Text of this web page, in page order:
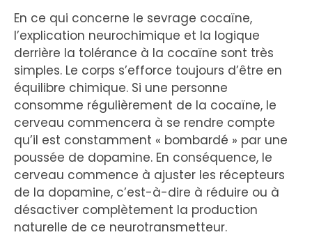
En ce qui concerne le sevrage cocaïne,
l’explication neurochimique et la logique
derrière la tolérance à la cocaïne sont très
simples. Le corps s’efforce toujours d’être en
équilibre chimique. Si une personne
consomme régulièrement de la cocaïne, le
cerveau commencera à se rendre compte
qu’il est constamment « bombardé » par une
poussée de dopamine. En conséquence, le
cerveau commence à ajuster les récepteurs
de la dopamine, c’est-à-dire à réduire ou à
désactiver complètement la production
naturelle de ce neurotransmetteur.